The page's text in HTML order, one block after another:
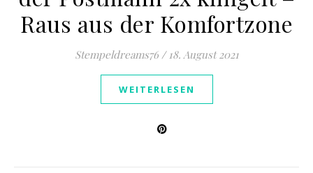
Raus aus der Komfortzone
Stempeldreams76 / 18. August 2021
WEITERLESEN